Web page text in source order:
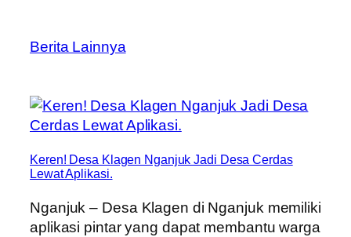
Berita Lainnya
Keren! Desa Klagen Nganjuk Jadi Desa Cerdas
Lewat Aplikasi.
Nganjuk – Desa Klagen di Nganjuk memiliki
aplikasi pintar yang dapat membantu warga